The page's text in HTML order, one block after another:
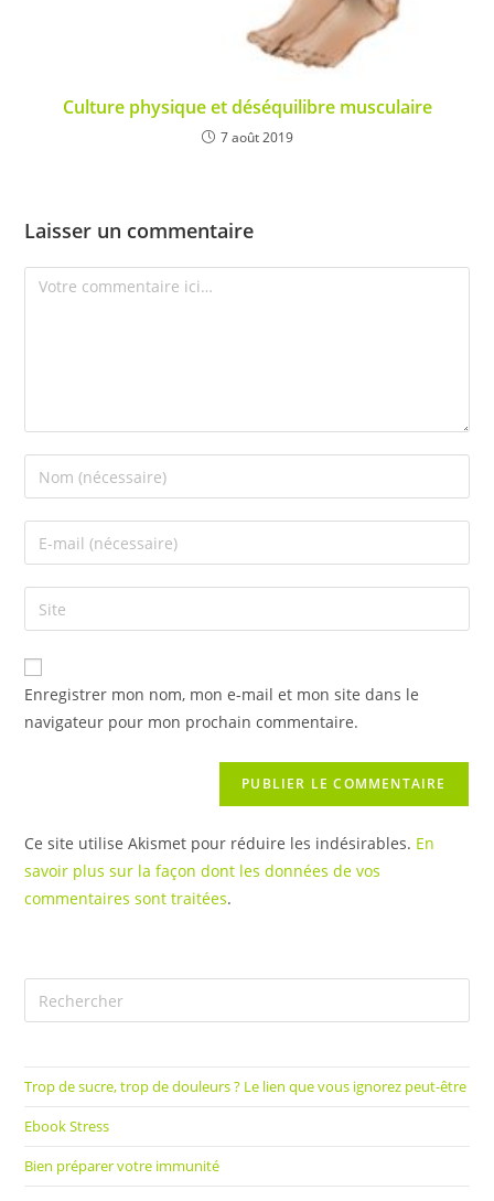
Culture physique et déséquilibre musculaire
7 août 2019
Laisser un commentaire
Enregistrer mon nom, mon e-mail et mon site dans le
navigateur pour mon prochain commentaire.
Ce site utilise Akismet pour réduire les indésirables. En
savoir plus sur la façon dont les données de vos
commentaires sont traitées.
Trop de sucre, trop de douleurs ? Le lien que vous ignorez peut-être
Ebook Stress
Bien préparer votre immunité